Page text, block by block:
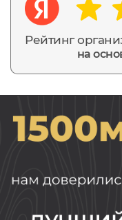
Рейтинг
на